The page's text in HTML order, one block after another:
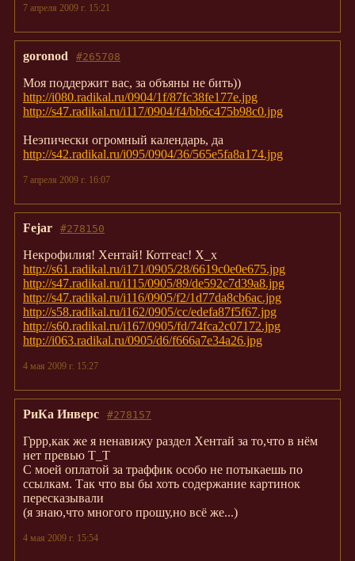
7 апреля 2009 г. 15:21
#265708
goronod
Моя поддержит вас, за объяны не бить))
http://i080.radikal.ru/0904/1f/87fc38fe177e.jpg
http://s47.radikal.ru/i117/0904/f4/bb6c475b98c0.jpg
Неэпически огромный календарь, да
http://s42.radikal.ru/i095/0904/36/565e5fa8a174.jpg
7 апреля 2009 г. 16:07
#278150
Fejar
Некрофилия! Хентай! Котгеас! Х_х
http://s61.radikal.ru/i171/0905/28/6619c0e0e675.jpg
http://s47.radikal.ru/i115/0905/89/de592c7d39a8.jpg
http://s47.radikal.ru/i116/0905/f2/1d77da8cb6ac.jpg
http://s58.radikal.ru/i162/0905/cc/edefa87f5f67.jpg
http://s60.radikal.ru/i167/0905/fd/74fca2c07172.jpg
http://i063.radikal.ru/0905/d6/f666a7e34a26.jpg
4 мая 2009 г. 15:27
#278157
РиКа Инверс
Гррр,как же я ненавижу раздел Хентай за то,что в нём
нет превью Т_Т
С моей оплатой за траффик особо не потыкаешь по
ссылкам. Так что вы бы хоть содержание картинок
пересказывали
(я знаю,что многого прошу,но всё же...)
4 мая 2009 г. 15:54